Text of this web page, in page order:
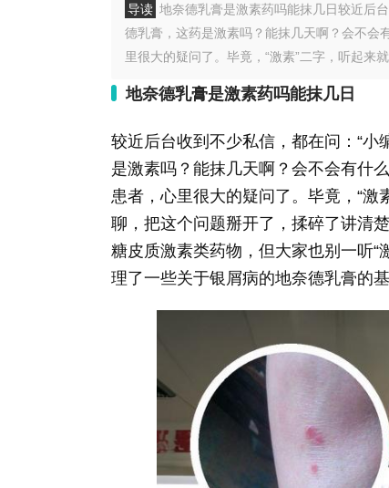
导读 地奈德乳膏是激素药吗能抹几日较近后
德乳膏，这药是激素吗？能抹几天啊？会不会
里很大的疑问了。毕竟，“激素”二字，听起来
地奈德乳膏是激素药吗能抹几日
较近后台收到不少私信，都在问：“
是激素吗？能抹几天啊？会不会有什
患者，心里很大的疑问了。毕竟，“
聊，把这个问题掰开了，揉碎了讲清
糖皮质激素类药物，但大家也别一听
理了一些关于银屑病的地奈德乳膏的